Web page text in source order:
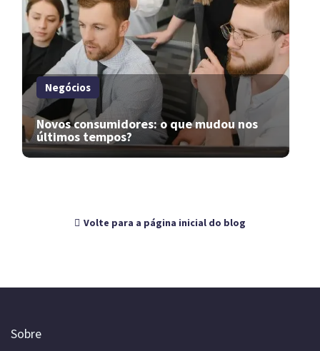
Negócios
Novos consumidores: o que mudou nos
últimos tempos?
Volte para a página inicial do blog
Sobre